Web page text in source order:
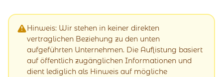
Hinweis: Wir stehen in keiner direkten
vertraglichen Beziehung zu den unten
aufgeführten Unternehmen. Die Auflistung basiert
auf öffentlich zugänglichen Informationen und
dient lediglich als Hinweis auf mögliche